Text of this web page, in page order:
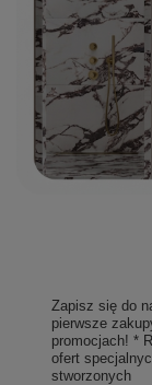
Zapisz się do
pierwsze
promocjach! *
ofert
stworzonych